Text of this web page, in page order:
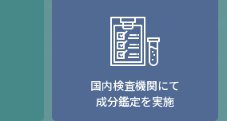
国内検査機関にて
成分鑑定を実施